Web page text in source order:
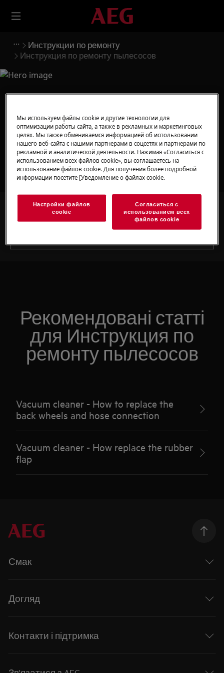
Инструкции по ремонту
Инструкция по ремонту пылесосов
Поддержка для
Инструкция по ремонту
пылесосов
Ищите среди наших статей поддержки
Рекомендовані статті
для Инструкция по
ремонту пылесосов
Vacuum cleaner - How to replace the
back wheels and hose connection
Vacuum cleaner - How replace the rubber
flap
Смак
Догляд
Контакти і підтримка
Мы используем файлы cookie и другие технологии для
оптимизации работы сайта, а также в рекламных и маркетинговых
целях. Мы также обмениваемся информацией об использовании
нашего веб-сайта с нашими партнерами в соцсетях и партнерами по
рекламной и аналитической деятельности. Нажимая «Согласиться с
использованием всех файлов cookie», вы соглашаетесь на
использование файлов cookie. Для получения более подробной
информации посетите [Уведомление о файлах cookie.
Настройки файлов
cookie
Согласиться с
использованием всех
файлов cookie